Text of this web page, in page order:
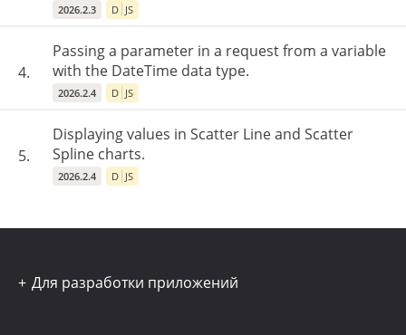
2026.2.3 D JS
4.
Passing a parameter in a request from a variable
with the DateTime data type.
2026.2.4 D JS
5.
Displaying values ​​in Scatter Line and Scatter
Spline charts.
2026.2.4 D JS
Для разработки приложений